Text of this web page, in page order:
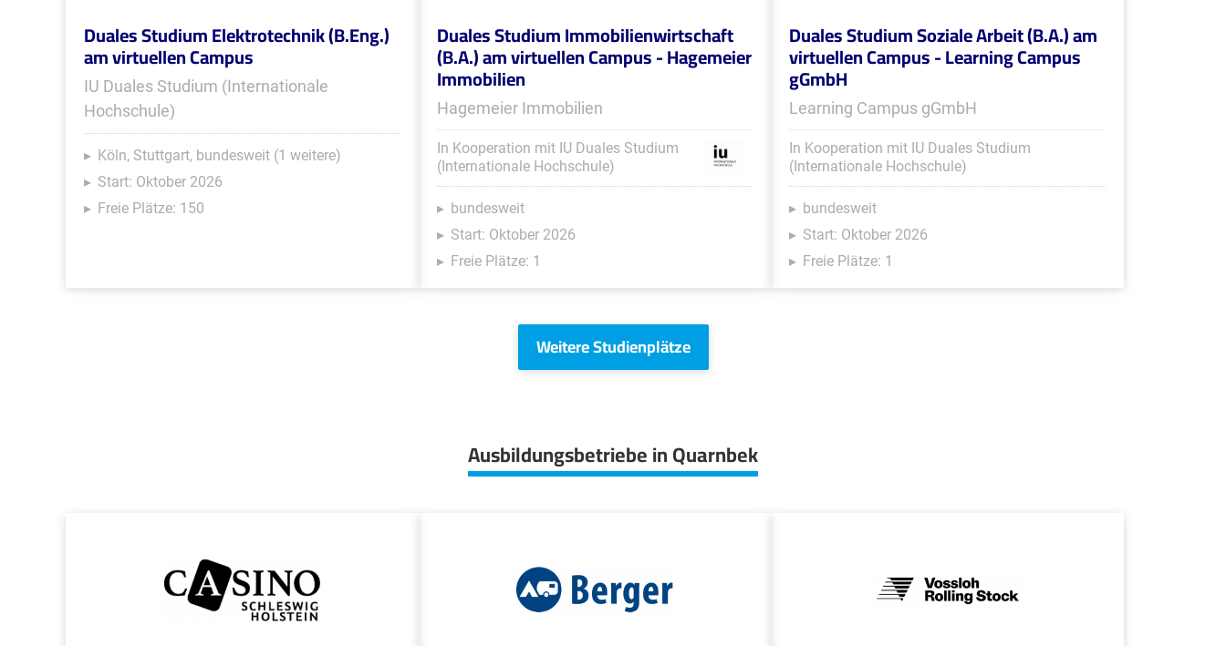
Duales Studium Elektrotechnik (B.Eng.)
am virtuellen Campus
IU Duales Studium (Internationale
Hochschule)
Köln, Stuttgart, bundesweit (1 weitere)
Start: Oktober 2026
Freie Plätze: 150
Duales Studium Immobilienwirtschaft
(B.A.) am virtuellen Campus - Hagemeier
Immobilien
Hagemeier Immobilien
In Kooperation mit IU Duales Studium
(Internationale Hochschule)
bundesweit
Start: Oktober 2026
Freie Plätze: 1
Duales Studium Soziale Arbeit (B.A.) am
virtuellen Campus - Learning Campus
gGmbH
Learning Campus gGmbH
In Kooperation mit IU Duales Studium
(Internationale Hochschule)
bundesweit
Start: Oktober 2026
Freie Plätze: 1
Weitere Studienplätze
Ausbildungsbetriebe in Quarnbek